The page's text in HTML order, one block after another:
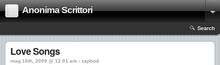
Anonima Scrittori
Search
Love Songs
mag 16th, 2009 @ 12:01 am › zaphod